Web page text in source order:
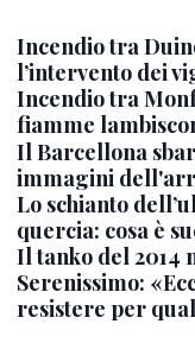
Incendio tra
l’intervento dei
Incendio tra
fiamme
Il Barcellona
immagini
Lo schianto
quercia: cosa è
Il tanko del 2014
Serenissimo:
resistere per